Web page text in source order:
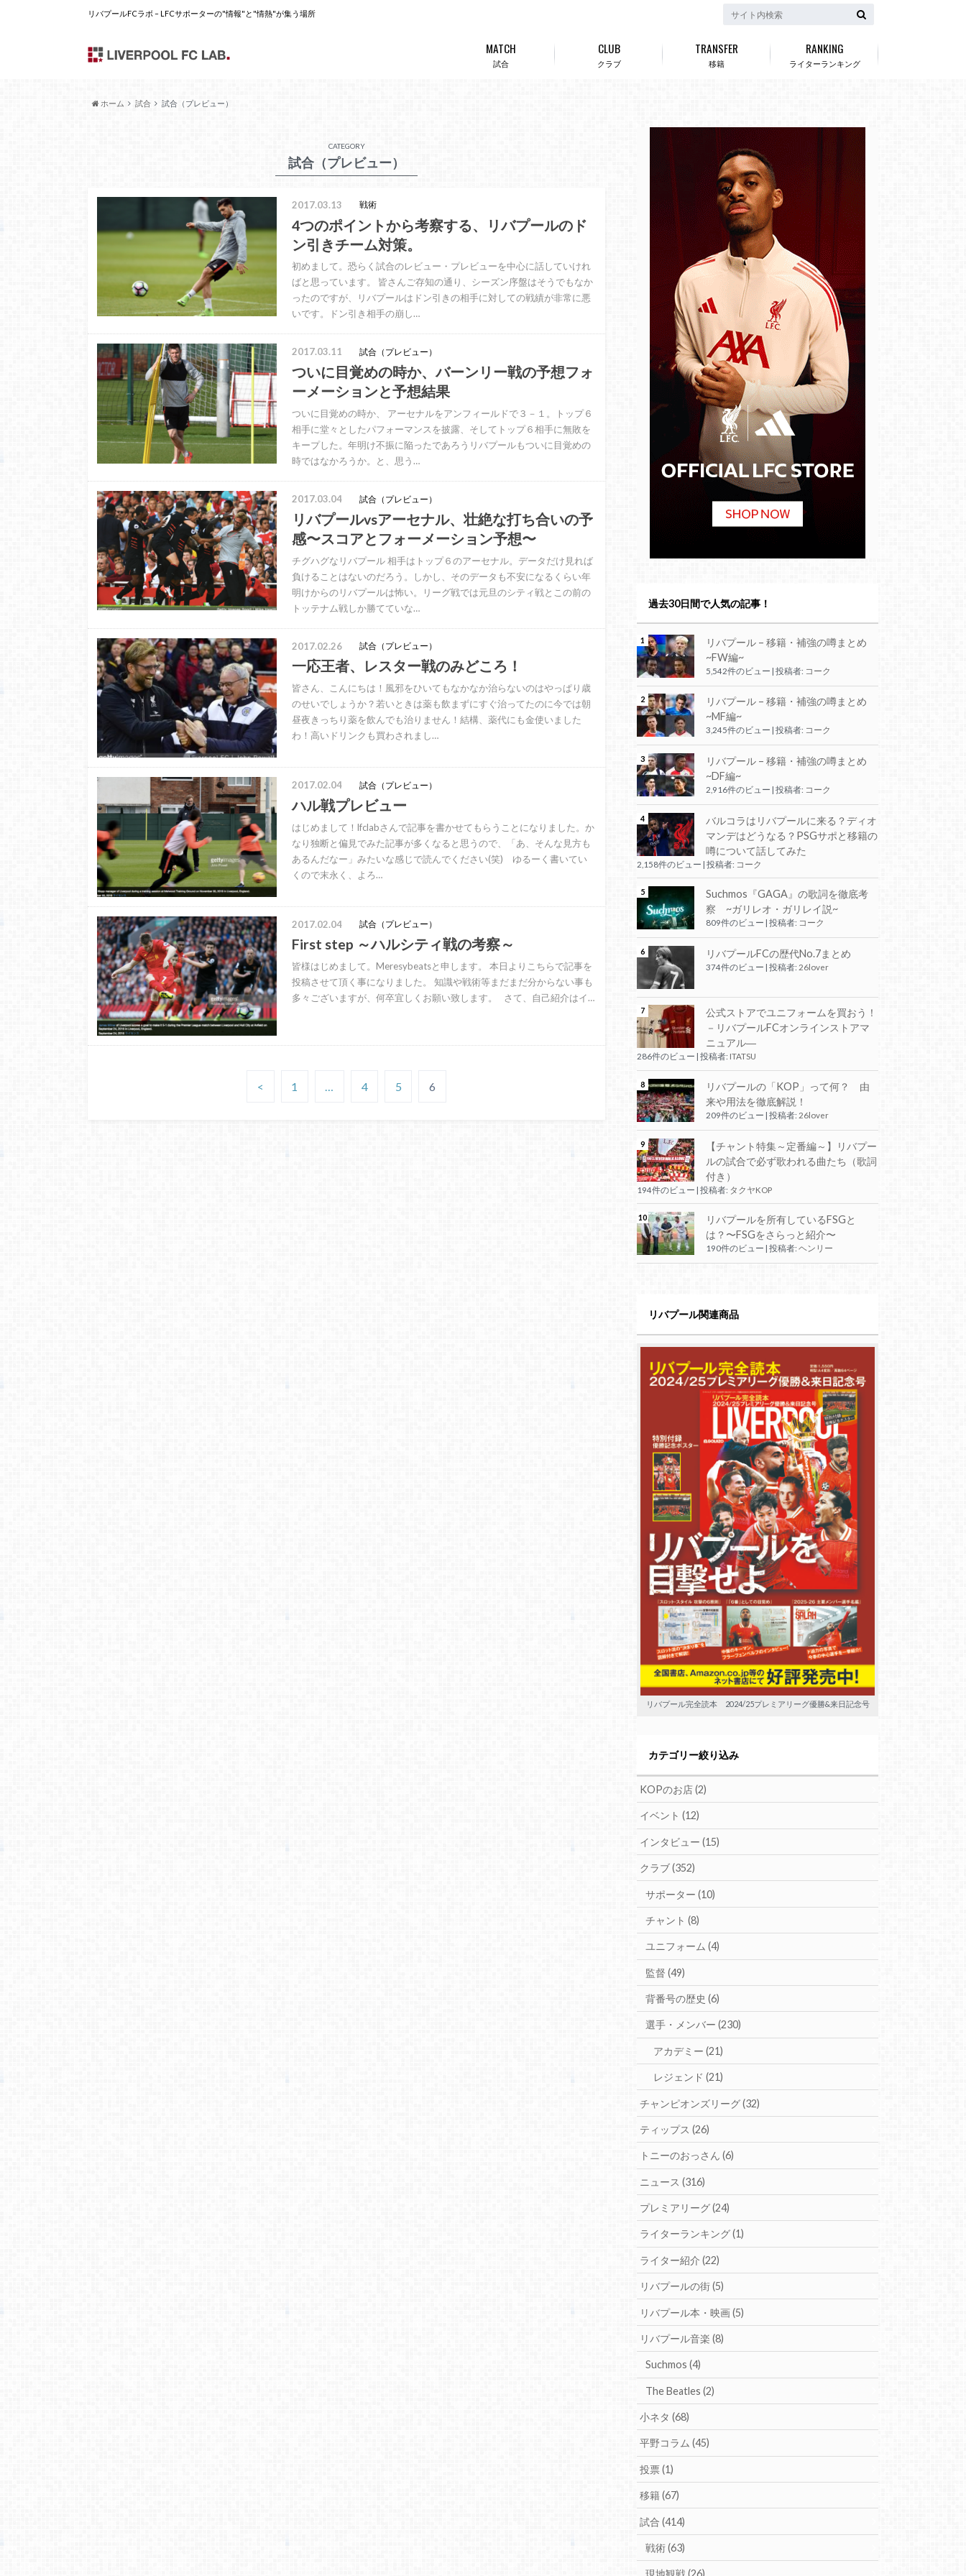
リバプールFCラボ – LFCサポーターの"情報"と"情熱"が集う場所
試合
MATCH
クラブ
CLUB
移籍
TRANSFER
ライターランキング
RANKING
ホーム 試合 試合（プレビュー）
CATEGORY
試合（プレビュー）
2017.03.13 戦術
4つのポイントから考察する、リバプールのド
ン引きチーム対策。
初めまして。恐らく試合のレビュー・プレビューを中心に話していけれ
ばと思っています。 皆さんご存知の通り、シーズン序盤はそうでもなか
ったのですが、リバプールはドン引きの相手に対しての戦績が非常に悪
いです。ドン引き相手の崩し…
2017.03.11 試合（プレビュー）
ついに目覚めの時か、バーンリー戦の予想フォ
ーメーションと予想結果
ついに目覚めの時か、 アーセナルをアンフィールドで３－１。トップ６
相手に堂々としたパフォーマンスを披露、そしてトップ６相手に無敗を
キープした。年明け不振に陥ったであろうリバプールもついに目覚めの
時ではなかろうか。と、思う…
2017.03.04 試合（プレビュー）
リバプールvsアーセナル、壮絶な打ち合いの予
感〜スコアとフォーメーション予想〜
チグハグなリバプール 相手はトップ６のアーセナル。データだけ見れば
負けることはないのだろう。しかし、そのデータも不安になるくらい年
明けからのリバプールは怖い。リーグ戦では元旦のシティ戦とこの前の
トッテナム戦しか勝てていな…
2017.02.26 試合（プレビュー）
一応王者、レスター戦のみどころ！
皆さん、こんにちは！風邪をひいてもなかなか治らないのはやっぱり歳
のせいでしょうか？若いときは薬も飲まずにすぐ治ってたのに今では朝
昼夜きっちり薬を飲んでも治りません！結構、薬代にも金使いました
わ！高いドリンクも買わされまし…
2017.02.04 試合（プレビュー）
ハル戦プレビュー
はじめまして！lfclabさんで記事を書かせてもらうことになりました。か
なり独断と偏見でみた記事が多くなると思うので、「あ、そんな見方も
あるんだなー」みたいな感じで読んでください(笑) ゆるーく書いてい
くので末永く、よろ…
2017.02.04 試合（プレビュー）
First step ～ハルシティ戦の考察～
皆様はじめまして。Meresybeatsと申します。 本日よりこちらで記事を
投稿させて頂く事になりました。 知識や戦術等まだまだ分からない事も
多々ございますが、何卒宜しくお願い致します。 さて、自己紹介はイ…
< 1 … 4 5 6
過去30日間で人気の記事！
リバプール – 移籍・補強の噂まとめ
~FW編~
5,542件のビュー | 投稿者: コーク
リバプール – 移籍・補強の噂まとめ
~MF編~
3,245件のビュー 投稿者: コーク
リバプール – 移籍・補強の噂まとめ
~DF編~
2,916件のビュー | 投稿者: コーク
バルコラはリバプールに来る？ディオ
マンデはどうなる？PSGサポと移籍の
噂について話してみた
2,158件のビュー | 投稿者: コーク
Suchmos『GAGA』の歌詞を徹底考
察 ~ガリレオ・ガリレイ説~
809件のビュー 投稿者: コーク
リバプールFCの歴代No.7まとめ
374件のビュー | 投稿者: 26lover
公式ストアでユニフォームを買おう！
－リバプールFCオンラインストアマ
ニュアル―
286件のビュー 投稿者: ITATSU
リバプールの「KOP」って何？ 由
来や用法を徹底解説！
209件のビュー | 投稿者: 26lover
【チャント特集～定番編～】リバプー
ルの試合で必ず歌われる曲たち（歌詞
付き）
194件のビュー | 投稿者: タクヤKOP
リバプールを所有しているFSGと
は？〜FSGをさらっと紹介〜
190件のビュー 投稿者: ヘンリー
リバプール関連商品
リバプール完全読本 2024/25プレミアリーグ優勝&来日記念号
カテゴリー絞り込み
KOPのお店(2)
イベント(12)
インタビュー(15)
クラブ(352)
サポーター (10)
チャント (8)
ユニフォーム (4)
監督 (49)
背番号の歴史 (6)
選手・メンバー (230)
アカデミー(21)
レジェンド(21)
チャンピオンズリーグ(32)
ティップス(26)
トニーのおっさん(6)
ニュース(316)
プレミアリーグ(24)
ライターランキング(1)
ライター紹介(22)
リバプールの街(5)
リバプール本・映画(5)
リバプール音楽(8)
Suchmos (4)
The Beatles (2)
小ネタ(68)
平野コラム(45)
投票(1)
移籍(67)
試合(414)
戦術(63)